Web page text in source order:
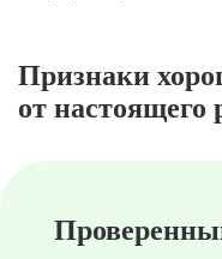
Признаки
от настоящего